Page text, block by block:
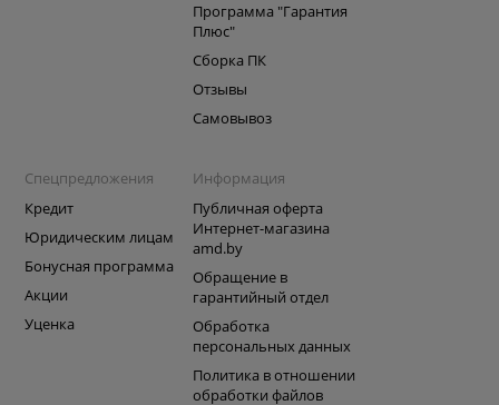
Программа "Гарантия
Плюс"
Сборка ПК
Отзывы
Самовывоз
Спецпредложения
Кредит
Юридическим лицам
Бонусная программа
Акции
Уценка
Информация
Публичная оферта
Интернет-магазина
amd.by
Обращение в
гарантийный отдел
Обработка
персональных данных
Политика в отношении
обработки файлов